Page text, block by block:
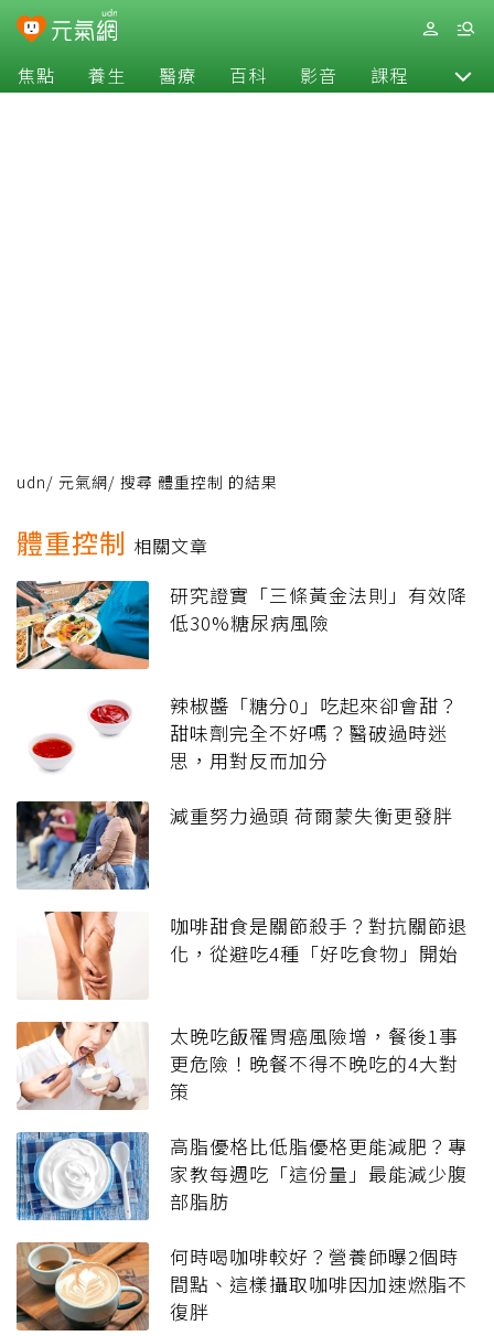
焦點 養生 醫療 百科 影音 課程 退休
udn/ 元氣網/ 搜尋 體重控制 的結果
體重控制 相關文章
研究證實「三條黃金法則」有效降
低30%糖尿病風險
辣椒醬「糖分0」吃起來卻會甜？
甜味劑完全不好嗎？醫破過時迷
思，用對反而加分
減重努力過頭 荷爾蒙失衡更發胖
咖啡甜食是關節殺手？對抗關節退
化，從避吃4種「好吃食物」開始
太晚吃飯罹胃癌風險增，餐後1事
更危險！晚餐不得不晚吃的4大對
策
高脂優格比低脂優格更能減肥？專
家教每週吃「這份量」最能減少腹
部脂肪
何時喝咖啡較好？營養師曝2個時
間點、這樣攝取咖啡因加速燃脂不
復胖